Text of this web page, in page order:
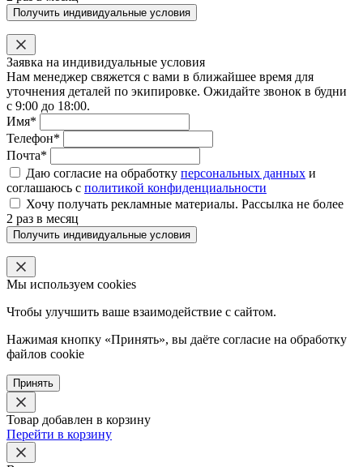
Получить индивидуальные условия
Заявка на индивидуальные условия
Нам менеджер свяжется с вами в ближайшее время для
уточнения деталей по экипировке. Ожидайте звонок в будни
с 9:00 до 18:00.
Имя*
Телефон*
Почта*
Даю согласие на обработку персональных данных и
соглашаюсь с политикой конфиденциальности
Хочу получать рекламные материалы. Рассылка не более
2 раз в месяц
Получить индивидуальные условия
Мы используем cookies
Чтобы улучшить ваше взаимодействие с сайтом.
Нажимая кнопку «Принять», вы даёте согласие на обработку
файлов cookie
Принять
Товар добавлен в корзину
Перейти в корзину